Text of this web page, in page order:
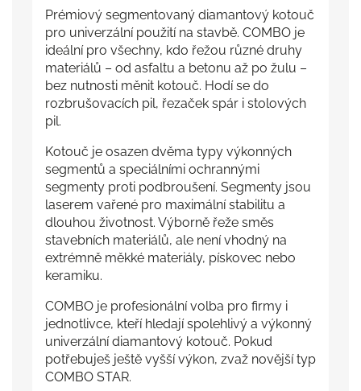
Prémiový segmentovaný diamantový kotouč
pro univerzální použití na stavbě. COMBO je
ideální pro všechny, kdo řežou různé druhy
materiálů – od asfaltu a betonu až po žulu –
bez nutnosti měnit kotouč. Hodí se do
rozbrušovacích pil, řezaček spár i stolových
pil.
Kotouč je osazen dvěma typy výkonných
segmentů a speciálními ochrannými
segmenty proti podbroušení. Segmenty jsou
laserem vařené pro maximální stabilitu a
dlouhou životnost. Výborně řeže směs
stavebních materiálů, ale není vhodný na
extrémně měkké materiály, pískovec nebo
keramiku.
COMBO je profesionální volba pro firmy i
jednotlivce, kteří hledají spolehlivý a výkonný
univerzální diamantový kotouč. Pokud
potřebuješ ještě vyšší výkon, zvaž novější typ
COMBO STAR.